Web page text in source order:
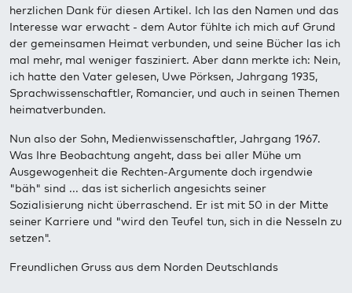
herzlichen Dank für diesen Artikel. Ich las den Namen und das
Interesse war erwacht - dem Autor fühlte ich mich auf Grund
der gemeinsamen Heimat verbunden, und seine Bücher las ich
mal mehr, mal weniger fasziniert. Aber dann merkte ich: Nein,
ich hatte den Vater gelesen, Uwe Pörksen, Jahrgang 1935,
Sprachwissenschaftler, Romancier, und auch in seinen Themen
heimatverbunden.
Nun also der Sohn, Medienwissenschaftler, Jahrgang 1967.
Was Ihre Beobachtung angeht, dass bei aller Mühe um
Ausgewogenheit die Rechten-Argumente doch irgendwie
"bäh" sind ... das ist sicherlich angesichts seiner
Sozialisierung nicht überraschend. Er ist mit 50 in der Mitte
seiner Karriere und "wird den Teufel tun, sich in die Nesseln zu
setzen".
Freundlichen Gruss aus dem Norden Deutschlands